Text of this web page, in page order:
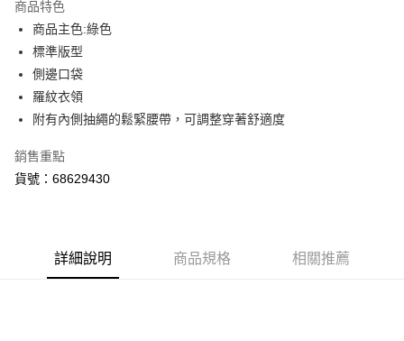
街口支付
悠遊付
Google Pay
貨到付款
付款後7-11取貨
每筆NT$100，滿NT$1,800(含以上)免運費
商品特色
商品主色:綠色
標準版型
側邊口袋
羅紋衣領
附有內側抽繩的鬆緊腰帶，可調整穿著舒適度
銷售重點
貨號：68629430
詳細說明 商品規格 相關推薦